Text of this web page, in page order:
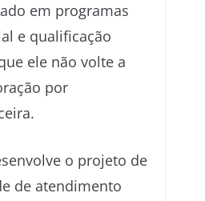
em programas
e qualificação
ele não volte a
por
o projeto de
de atendimento